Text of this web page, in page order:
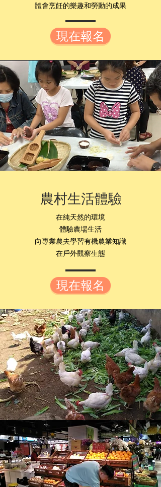
​體會烹飪的樂趣和勞動的成果
現在報名
農村生活體驗
在純天然的環境
體驗農場生活
向專業農夫學習有機農業知識
在戶外觀察生態​
現在報名